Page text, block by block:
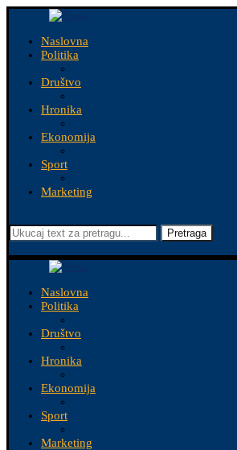
Naslovna
Politika
Društvo
Hronika
Ekonomija
Sport
Marketing
Pretraga
Naslovna
Politika
Društvo
Hronika
Ekonomija
Sport
Marketing